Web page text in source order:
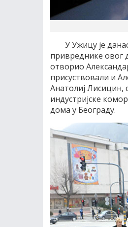
У Ужицу је
привреднике овог
отворио
присуствовали и
Анатолиј Лисицин,
индустријске
дома у Београду.